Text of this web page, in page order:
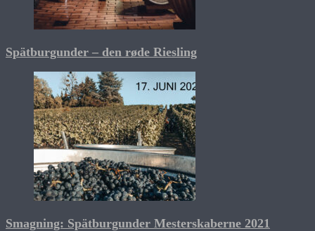
Spätburgunder – den røde Riesling
Smagning: Spätburgunder Mesterskaberne 2021